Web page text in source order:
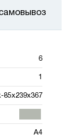
6
1
85x239x367
A4